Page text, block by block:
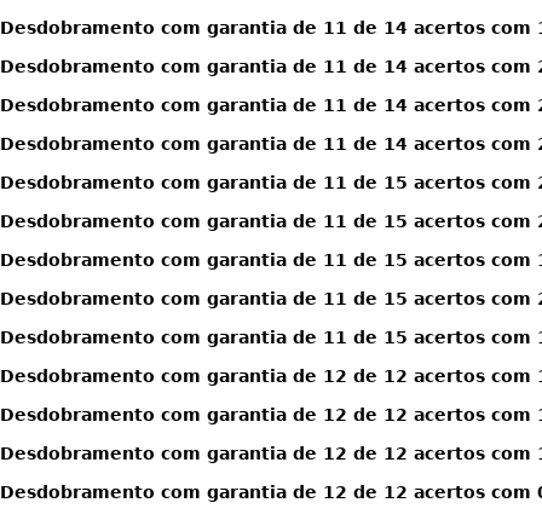
Desdobramento com garantia de 11 de 14 acertos com
Desdobramento com garantia de 11 de 14 acertos com
Desdobramento com garantia de 11 de 14 acertos com
Desdobramento com garantia de 11 de 14 acertos com
Desdobramento com garantia de 11 de 15 acertos com
Desdobramento com garantia de 11 de 15 acertos com
Desdobramento com garantia de 11 de 15 acertos com
Desdobramento com garantia de 11 de 15 acertos com
Desdobramento com garantia de 11 de 15 acertos com
Desdobramento com garantia de 12 de 12 acertos com
Desdobramento com garantia de 12 de 12 acertos com
Desdobramento com garantia de 12 de 12 acertos com
Desdobramento com garantia de 12 de 12 acertos com